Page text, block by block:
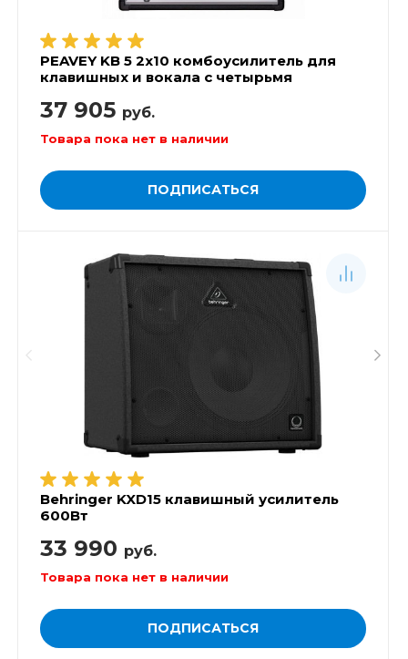
PEAVEY KB 5 2x10 комбоусилитель для
клавишных и вокала с четырьмя
37 905 руб.
Товара пока нет в наличии
ПОДПИСАТЬСЯ
Behringer KXD15 клавишный усилитель
600Вт
33 990 руб.
Товара пока нет в наличии
ПОДПИСАТЬСЯ